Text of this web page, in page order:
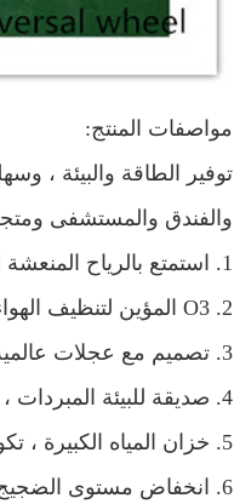
مواصفات المنتج:
توفير الطاقة والبيئة ،
والفندق والمستشفى
1. استمتع بالرياح المنعشة المريحة مثل نسيم البحر.
2. O3 المؤين لتنظيف الهواء.
3. تصميم مع عجلات عالمية ، وسهلة للتحرك في أي مكان.
4. صديقة للبيئة المبردات ، توفير الطاقة.
5. خزان المياه الكبيرة ، تكون قادرة على إزالة مريح.
6. انخفاض مستوى الضجيج ، تصميم مضغوط انخفاض الوزن لتوفير مساحة.